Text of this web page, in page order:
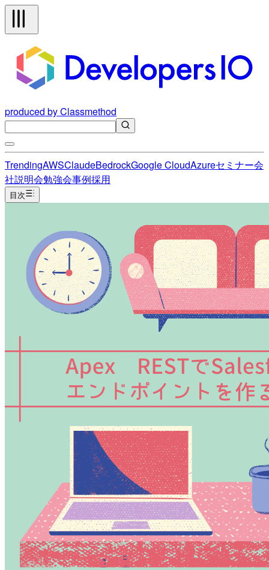
produced by Classmethod
TrendingAWSClaudeBedrockGoogle CloudAzureセミナー会
社説明会勉強会事例採用
目次